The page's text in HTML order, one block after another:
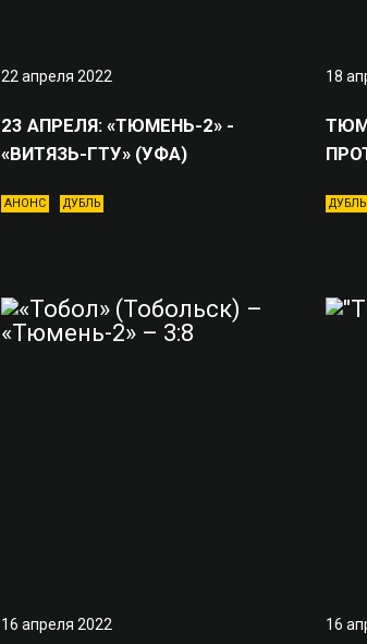
22 апреля 2022
23 АПРЕЛЯ: «ТЮМЕНЬ-2» -
«ВИТЯЗЬ-ГТУ» (УФА)
АНОНС ДУБЛЬ
18
ДУБЛЬ
16 апреля 2022 16